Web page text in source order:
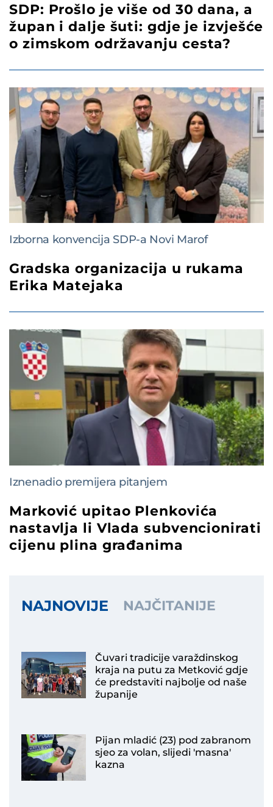
SDP: Prošlo je više od 30 dana, a
župan i dalje šuti: gdje je izvješće
o zimskom održavanju cesta?
Izborna konvencija SDP-a Novi Marof
Gradska organizacija u rukama
Erika Matejaka
Iznenadio premijera pitanjem
Marković upitao Plenkovića
nastavlja li Vlada subvencionirati
cijenu plina građanima
NAJNOVIJE NAJČITANIJE
Čuvari tradicije varaždinskog
kraja na putu za Metković gdje
će predstaviti najbolje od naše
županije
Pijan mladić (23) pod zabranom
sjeo za volan, slijedi 'masna'
kazna